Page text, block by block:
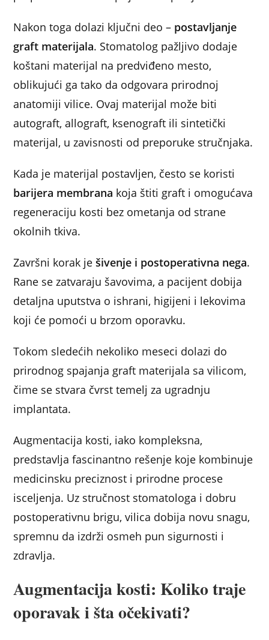
Nakon toga dolazi ključni deo – postavljanje
graft materijala. Stomatolog pažljivo dodaje
koštani materijal na predviđeno mesto,
oblikujući ga tako da odgovara prirodnoj
anatomiji vilice. Ovaj materijal može biti
autograft, allograft, ksenograft ili sintetički
materijal, u zavisnosti od preporuke stručnjaka.
Kada je materijal postavljen, često se koristi
barijera membrana koja štiti graft i omogućava
regeneraciju kosti bez ometanja od strane
okolnih tkiva.
Završni korak ješivenje i postoperativna nega.
Rane se zatvaraju šavovima, a pacijent dobija
detaljna uputstva o ishrani, higijeni i lekovima
koji će pomoći u brzom oporavku.
Tokom sledećih nekoliko meseci dolazi do
prirodnog spajanja graft materijala sa vilicom,
čime se stvara čvrst temelj za ugradnju
implantata.
Augmentacija kosti, iako kompleksna,
predstavlja fascinantno rešenje koje kombinuje
medicinsku preciznost i prirodne procese
isceljenja. Uz stručnost stomatologa i dobru
postoperativnu brigu, vilica dobija novu snagu,
spremnu da izdrži osmeh pun sigurnosti i
zdravlja.
Augmentacija kosti: Koliko traje
oporavak i šta očekivati?